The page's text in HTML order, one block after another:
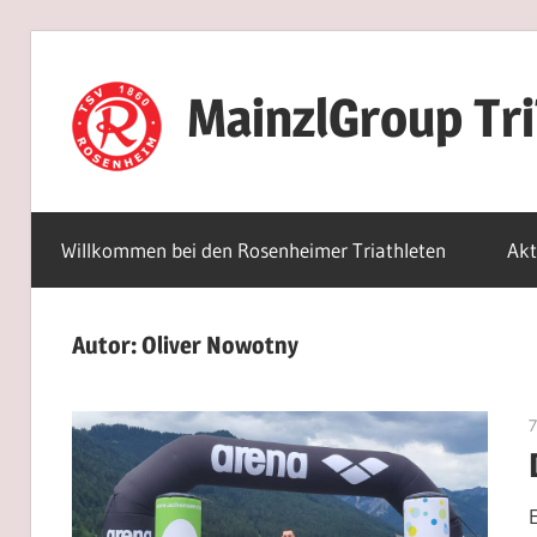
springen
MainzlGroup
Willkommen bei den Rosenheimer Triathleten
Autor:Oliver Nowotny